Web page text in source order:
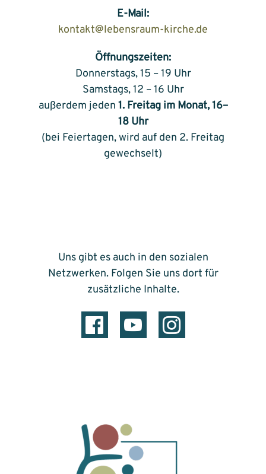
E-Mail:
kontakt@lebensraum-kirche.de
Öffnungszeiten:
Donnerstags, 15 – 19 Uhr
Samstags, 12 – 16 Uhr
außerdem jeden 1. Freitag im Monat, 16–
18 Uhr
(bei Feiertagen, wird auf den 2. Freitag
gewechselt)
Uns gibt es auch in den sozialen
Netzwerken. Folgen Sie uns dort für
zusätzliche Inhalte.